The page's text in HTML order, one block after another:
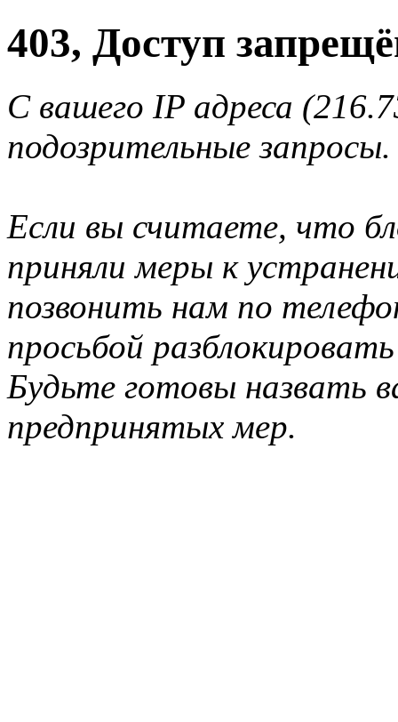
403, Доступ
С вашего IP адреса
подозрительные запросы.
Если вы считаете, что
приняли меры к
позвонить нам по
просьбой
Будьте готовы назвать
предпринятых мер.